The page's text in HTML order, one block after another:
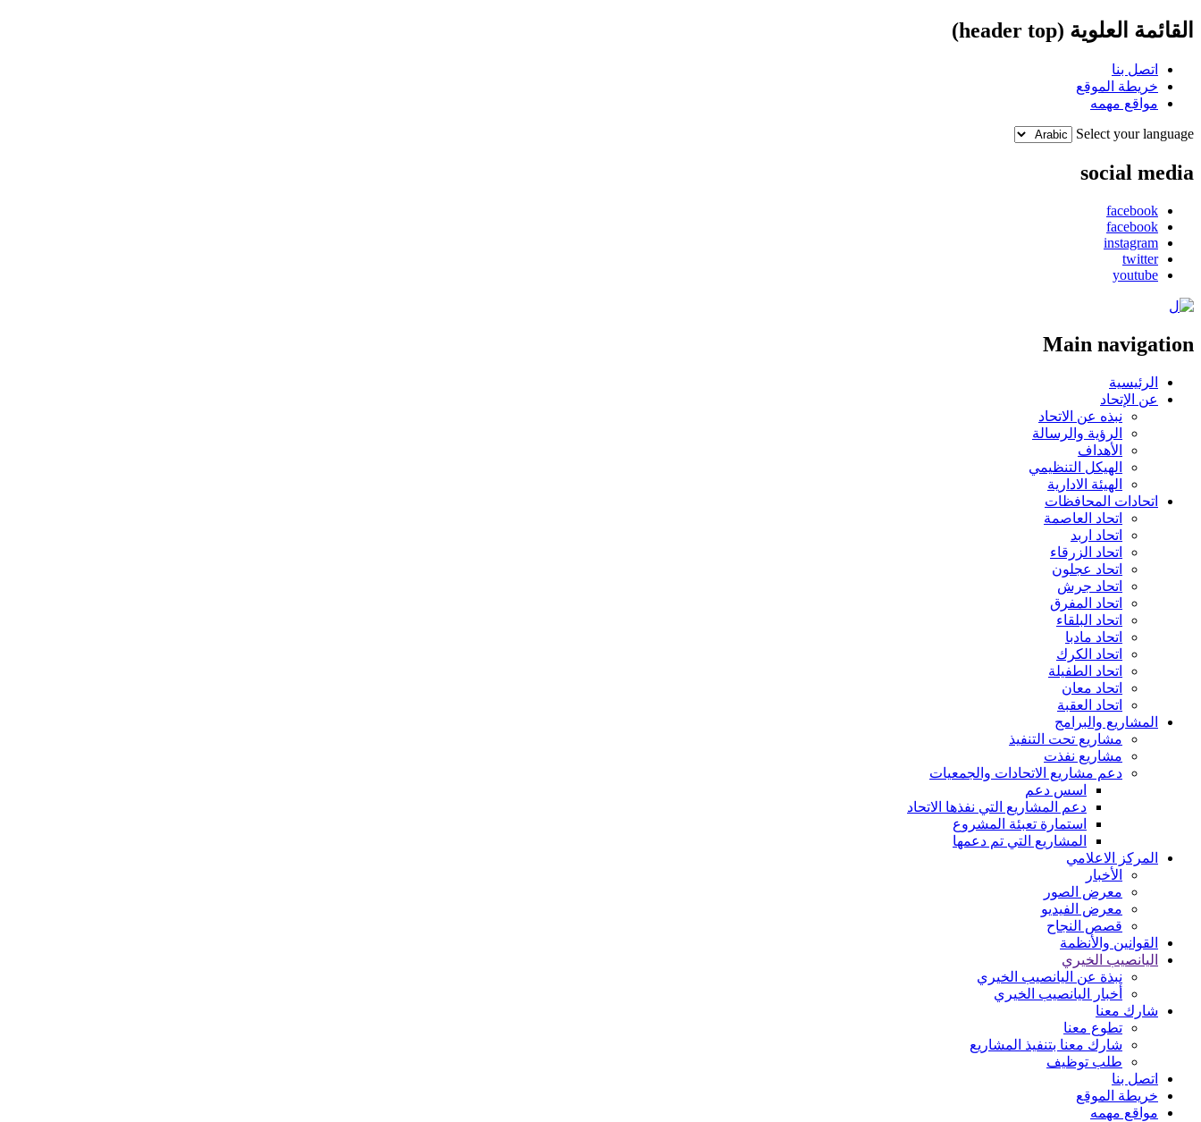
القائمة العلوية (header top)
اتصل بنا
خريطة الموقع
مواقع مهمه
Select your language
social media
facebook
facebook
instagram
twitter
youtube
Main navigation
الرئيسية
عن الإتحاد
نبذه عن الاتحاد
الرؤية والرسالة
الأهداف
الهيكل التنظيمي
الهيئة الادارية
اتحادات المحافظات
اتحاد العاصمة
اتحاد اربد
اتحاد الزرقاء
اتحاد عجلون
اتحاد جرش
اتحاد المفرق
اتحاد البلقاء
اتحاد مادبا
اتحاد الكرك
اتحاد الطفيلة
اتحاد معان
اتحاد العقبة
المشاريع والبرامج
مشاريع تحت التنفيذ
مشاريع نفذت
دعم مشاريع الاتحادات والجمعيات
اسس دعم
دعم المشاريع التي نفذها الاتحاد
استمارة تعبئة المشروع
المشاريع التي تم دعمها
المركز الاعلامي
الأخبار
معرض الصور
معرض الفيديو
قصص النجاح
القوانين والأنظمة
اليانصيب الخيري
نبذة عن اليانصيب الخيري
أخبار اليانصيب الخيري
شارك معنا
تطوع معنا
شارك معنا بتنفيذ المشاريع
طلب توظيف
اتصل بنا
خريطة الموقع
مواقع مهمه